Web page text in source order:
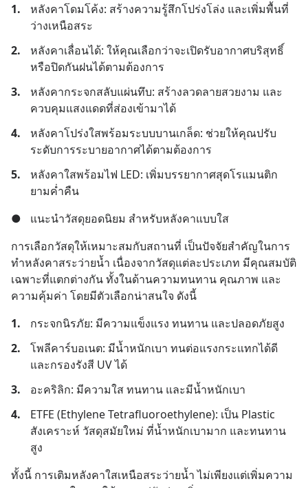
1.
หลังคาโดมโค้ง: สร้างความรู้สึกโปร่งโล่ง และเพิ่มพื้นที่
ว่างเหนือสระ
2.
หลังคาเลื่อนได้: ให้คุณเลือกว่าจะเปิดรับอากาศบริสุทธิ์
หรือปิดกันฝนได้ตามต้องการ
3.
หลังคากระจกสลับแผ่นทึบ: สร้างลวดลายสวยงาม และ
ควบคุมแสงแดดที่ส่องเข้ามาได้
4.
หลังคาโปร่งใสพร้อมระบบบานเกล็ด: ช่วยให้คุณปรับ
ระดับการระบายอากาศได้ตามต้องการ
5.
หลังคาใสพร้อมไฟ LED: เพิ่มบรรยากาศสุดโรแมนติก
ยามค่ำคืน
●
แนะนำวัสดุยอดนิยม สำหรับหลังคาแบบใส
การเลือกวัสดุให้เหมาะสมกับสถานที่ เป็นปัจจัยสำคัญในการ
ทำหลังคาสระว่ายน้ำ เนื่องจากวัสดุแต่ละประเภท มีคุณสมบัติ
เฉพาะที่แตกต่างกัน ทั้งในด้านความทนทาน คุณภาพ และ
ความคุ้มค่า โดยมีตัวเลือกน่าสนใจ ดังนี้
1.
กระจกนิรภัย: มีความแข็งแรง ทนทาน และปลอดภัยสูง
2.
โพลีคาร์บอเนต: มีน้ำหนักเบา ทนต่อแรงกระแทกได้ดี
และกรองรังสี UV ได้
3.
อะคริลิก: มีความใส ทนทาน และมีน้ำหนักเบา
4.
ETFE (Ethylene Tetrafluoroethylene): เป็น Plastic
สังเคราะห์ วัสดุสมัยใหม่ ที่น้ำหนักเบามาก และทนทาน
สูง
ทั้งนี้ การเติมหลังคาใสเหนือสระว่ายน้ำ ไม่เพียงแต่เพิ่มความ